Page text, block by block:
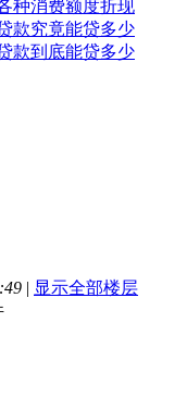
种消费额度折现
款究竟能贷多少
款到底能贷多少
| 显示全部楼层